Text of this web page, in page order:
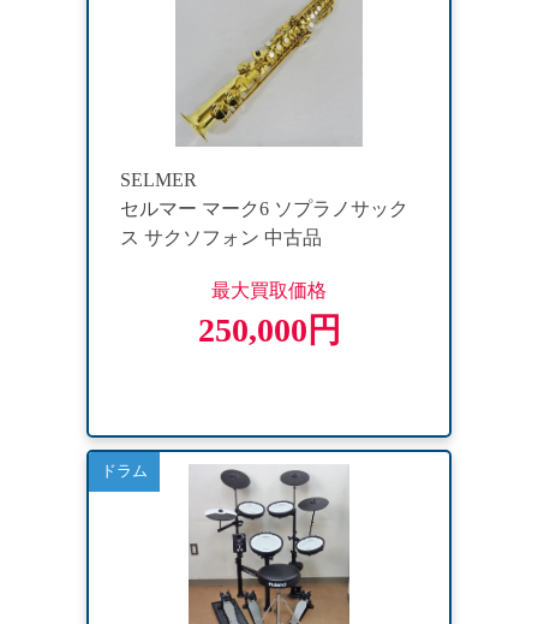
SELMER
セルマー マーク6 ソプラノサック
ス サクソフォン 中古品
最大買取価格
250,000円
ドラム